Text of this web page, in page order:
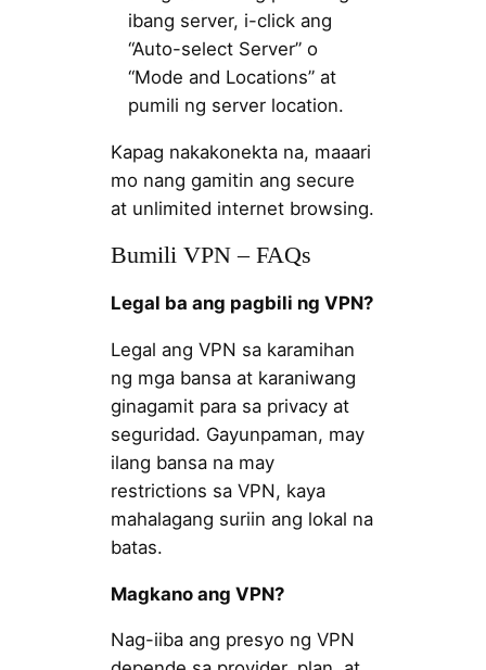
ibang server, i-click ang
“Auto-select Server” o
“Mode and Locations” at
pumili ng server location.
Kapag nakakonekta na, maaari
mo nang gamitin ang secure
at unlimited internet browsing.
Bumili VPN – FAQs
Legal ba ang pagbili ng VPN?
Legal ang VPN sa karamihan
ng mga bansa at karaniwang
ginagamit para sa privacy at
seguridad. Gayunpaman, may
ilang bansa na may
restrictions sa VPN, kaya
mahalagang suriin ang lokal na
batas.
Magkano ang VPN?
Nag-iiba ang presyo ng VPN